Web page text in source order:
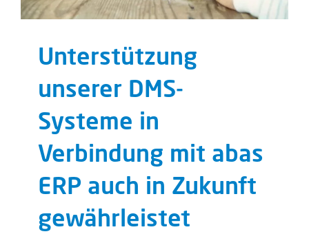
Unterstützung
unserer DMS-
Systeme in
Verbindung mit abas
ERP auch in Zukunft
gewährleistet